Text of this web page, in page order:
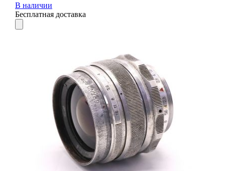
В наличии
Бесплатная доставка